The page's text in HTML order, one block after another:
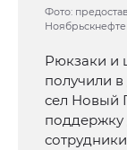
Фото:
Рюкзаки и
получили
сел Новый
поддержку